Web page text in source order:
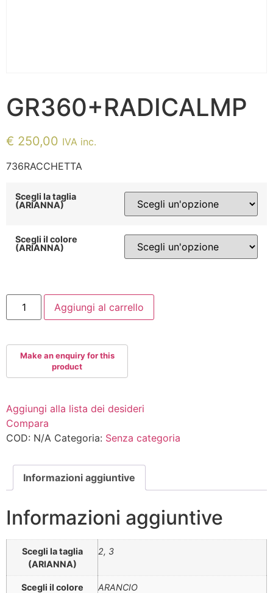
GR360+RADICALMP
€ 250,00 IVA inc.
736RACCHETTA
Scegli la taglia
(ARIANNA)
Scegli il colore
(ARIANNA)
GR360+RADICALMP
quantità
Aggiungi al carrello
Aggiungi alla lista dei desideri
Compara
COD: N/A Categoria: Senza categoria
Informazioni aggiuntive
Informazioni aggiuntive
Scegli la taglia
(ARIANNA)
2, 3
Scegli il colore
ARANCIO